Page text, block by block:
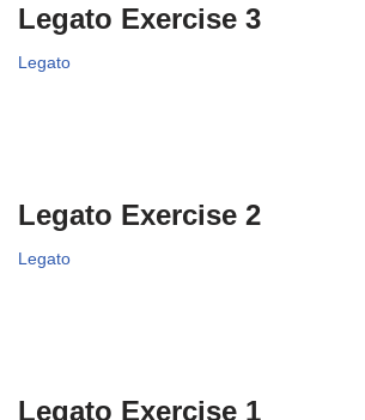
Legato Exercise 3
Legato
Legato Exercise 2
Legato
Legato Exercise 1